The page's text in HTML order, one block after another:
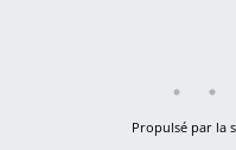
Propulsé par la